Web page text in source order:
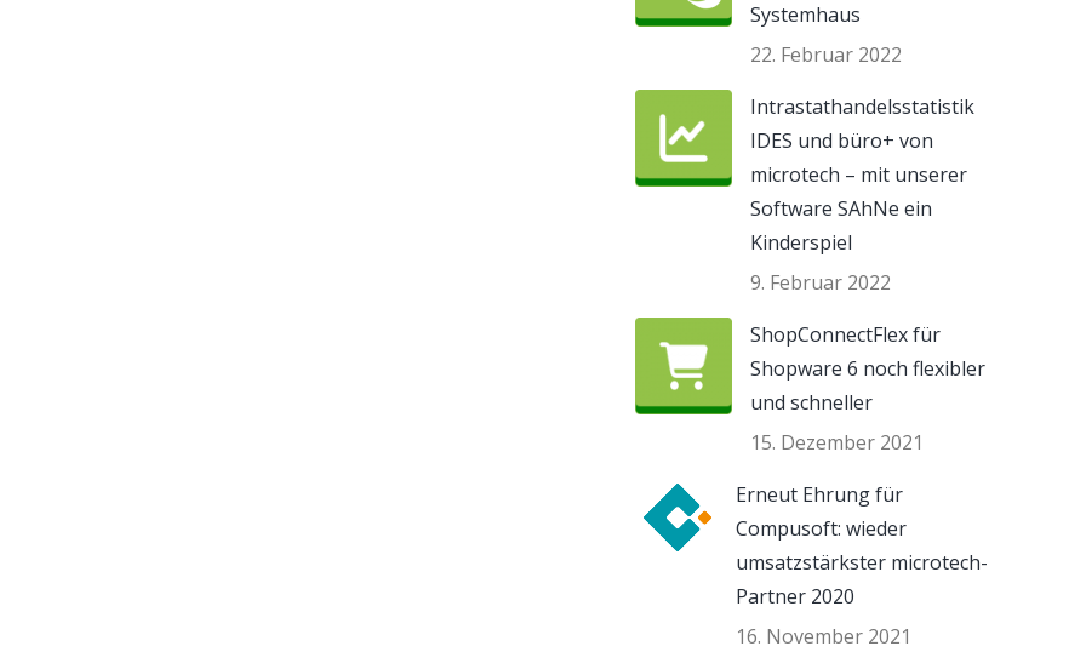
Systemhaus
22. Februar 2022
Intrastathandelsstatistik
IDES und büro+ von
microtech – mit unserer
Software SAhNe ein
Kinderspiel
9. Februar 2022
ShopConnectFlex für
Shopware 6 noch flexibler
und schneller
15. Dezember 2021
Erneut Ehrung für
Compusoft: wieder
umsatzstärkster microtech-
Partner 2020
16. November 2021